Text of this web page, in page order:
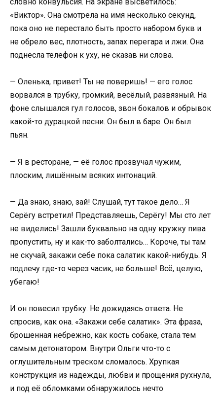
«Виктор». Она смотрела на имя несколько секунд,
пока оно не перестало быть просто набором букв и
не обрело вес, плотность, запах перегара и лжи. Она
поднесла телефон к уху, не сказав ни слова.
— Оленька, привет! Ты не поверишь! — его голос
ворвался в трубку, громкий, весёлый, развязный. На
фоне слышался гул голосов, звон бокалов и обрывок
какой-то дурацкой песни. Он был в баре. Он был
пьян.
— Я в ресторане, — её голос прозвучал чужим,
плоским, лишённым всяких интонаций.
— Да знаю, знаю, зай! Слушай, тут такое дело… Я
Серёгу встретил! Представляешь, Серёгу! Мы сто лет
не виделись! Зашли буквально на одну кружку пива
пропустить, ну и как-то заболтались… Короче, ты там
не скучай, закажи себе пока салатик какой-нибудь. Я
подлечу где-то через часик, не больше! Всё, целую,
убегаю!
И он повесил трубку. Не дожидаясь ответа. Не
спросив, как она. «Закажи себе салатик». Эта фраза,
брошенная небрежно, как кость собаке, стала тем
самым детонатором. Внутри Ольги что-то с
оглушительным треском сломалось. Хрупкая
конструкция из надежды, любви и прощения рухнула,
и под её обломками обнаружилось нечто